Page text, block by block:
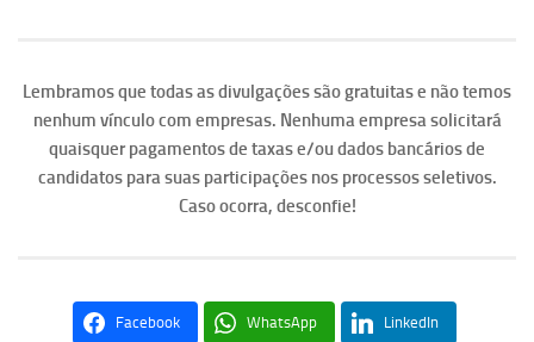
Lembramos que todas as divulgações são gratuitas e não temos
nenhum vínculo com empresas. Nenhuma empresa solicitará
quaisquer pagamentos de taxas e/ou dados bancários de
candidatos para suas participações nos processos seletivos.
Caso ocorra, desconfie!
Facebook WhatsApp LinkedIn